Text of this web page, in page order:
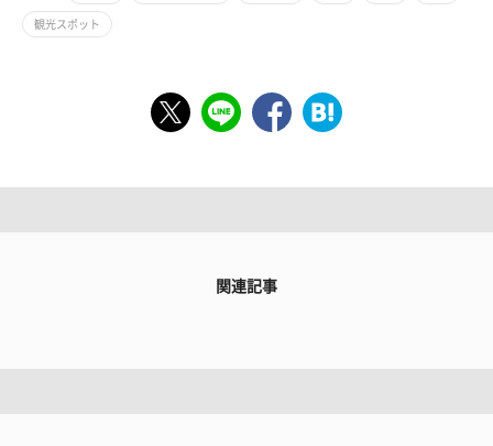
観光スポット
関連記事